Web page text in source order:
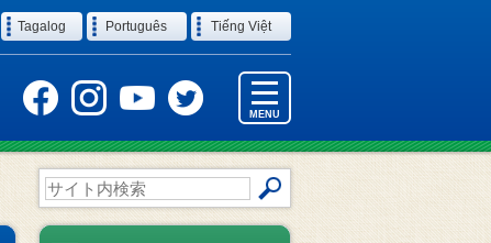
Tagalog Português
Tiếng Việt
MENU
サ
イ
ト